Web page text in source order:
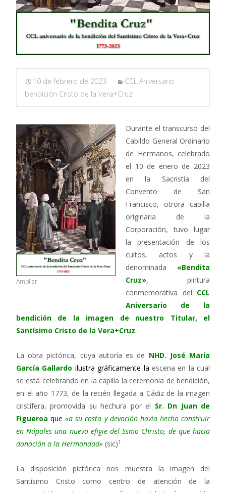
10 de febrero de 2023
CCL Aniversario
bendición Cristo de la Vera+Cruz
Ampliar
Durante el transcurso del
Cabildo General Ordinario
de Hermanos, celebrado
el 10 de enero de 2023
en la Sacristía del
Convento de San
Francisco, otrora capilla
originaria de la
Corporación, tuvo lugar
la presentación de los
cultos, actos y la
denominada «Bendita
Cruz», pintura
conmemorativa del CCL
Aniversario de la
bendición de la imagen de nuestro Titular, el
Santísimo Cristo de la Vera+Cruz.
La obra pictórica, cuya autoría es de NHD. José María
García Gallardo ilustra gráficamente la escena en la cual
se está celebrando en la capilla la ceremonia de bendición,
en el año 1773, de la recién llegada a Cádiz de la imagen
cristífera, promovida su hechura por el Sr. Dn Juan de
Figueroaque «a su costa y devoción havia hecho construir
en Nápoles una nueva efigie del Ssmo Christo, de que hacia
donación a la Hermandad» (sic)1.
La disposición pictórica nos muestra la imagen del
Santísimo Cristo como centro de atención de la